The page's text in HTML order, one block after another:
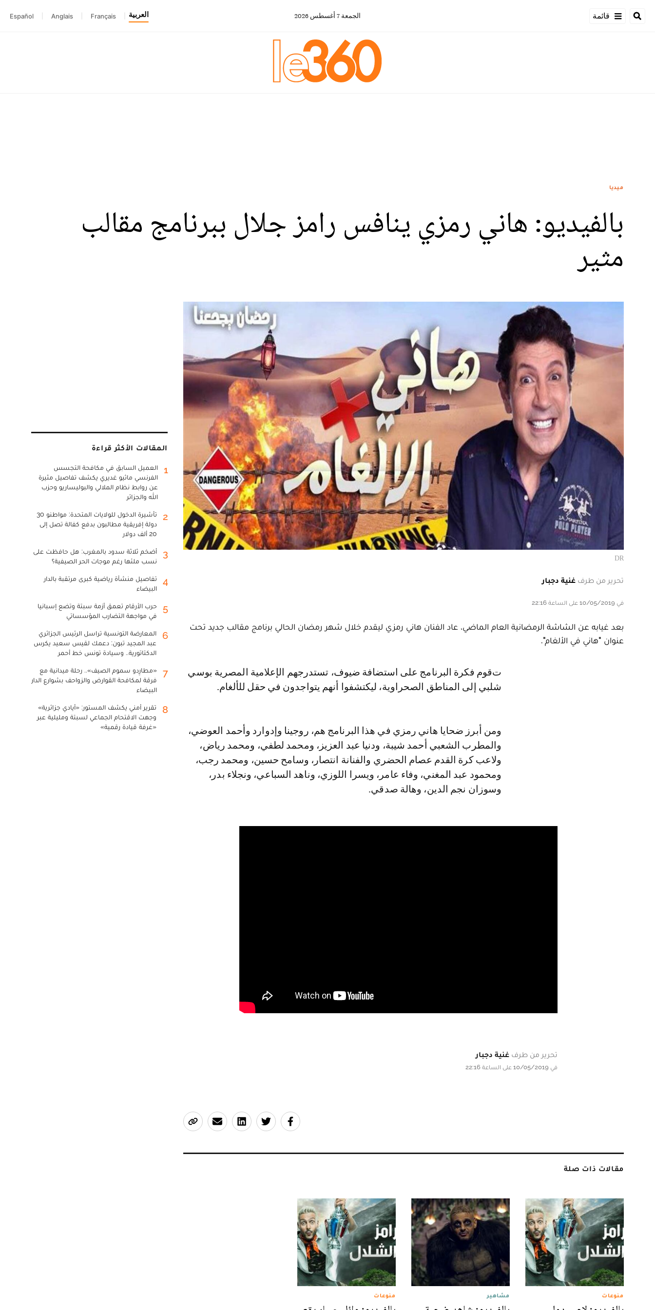
قائمة الجمعة 7 أغسطس 2026 العربية Français
Anglais
Español
ميديا
بالفيديو: هاني رمزي ينافس رامز جلال ببرنامج مقالب
مثير
DR
تحرير من طرف غنية دجبار
في 10/05/2019 على الساعة 22:16
بعد غيابه عن الشاشة الرمضانية العام الماضي، عاد الفنان هاني رمزي ليقدم خلال شهر رمضان الحالي برنامج مقالب جديد تحت
عنوان "هاني في الألغام".
تقوم فكرة البرنامج على استضافة ضيوف، تستدرجهم الإعلامية المصرية بوسي
شلبي إلى المناطق الصحراوية، ليكتشفوا أنهم يتواجدون في حقل للألغام.
ومن أبرز ضحايا هاني رمزي في هذا البرنامج هم، روجينا وإدوارد وأحمد العوضي،
والمطرب الشعبي أحمد شيبة، ودنيا عبد العزيز، ومحمد لطفي، ومحمد رياض،
ولاعب كرة القدم عصام الحضري والفنانة انتصار، وسامح حسين، ومحمد رجب،
ومحمود عبد المغني، وفاء عامر، ويسرا اللوزي، وناهد السباعي، ونجلاء بدر،
وسوزان نجم الدين، وهالة صدقي.
تحرير من طرف غنية دجبار
في 10/05/2019 على الساعة 22:16
مقالات ذات صلة
منوعات مشاهير منوعات
المقالات الأكثر قراءة
1
العميل السابق في مكافحة التجسس
الفرنسي ماثيو غديري يكشف تفاصيل مثيرة
عن روابط نظام الملالي والبوليساريو وحزب
الله والجزائر
2
تأشيرة الدخول للولايات المتحدة: مواطنو 30
دولة إفريقية مطالبون بدفع كفالة تصل إلى
20 ألف دولار
3
أضخم ثلاثة سدود بالمغرب: هل حافظت على
نسب ملئها رغم موجات الحر الصيفية؟
4
تفاصيل منشأة رياضية كبرى مرتقبة بالدار
البيضاء
5
حرب الأرقام تعمق أزمة سبتة وتضع إسبانيا
في مواجهة التضارب المؤسساتي
6
المعارضة التونسية تراسل الرئيس الجزائري
عبد المجيد تبون: دعمك لقيس سعيد يكرس
الدكتاتورية.. وسيادة تونس خط أحمر
7
«مطارِدو سموم الصيف».. رحلة ميدانية مع
فرقة لمكافحة القوارض والزواحف بشوارع الدار
البيضاء
8
تقرير أمني يكشف المستور: «أيادي جزائرية»
وجهت الاقتحام الجماعي لسبتة ومليلية عبر
«غرفة قيادة رقمية»